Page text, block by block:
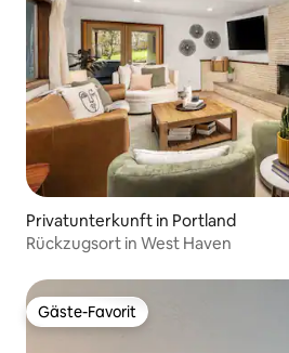
Privatunterkunft in Portland
Rückzugsort in West Haven
Gäste-Favorit
Gäste-Favorit